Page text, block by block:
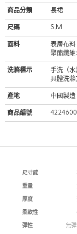
商品分類 長裙
尺碼 S,M
面料
表層布
聚酯纖維
洗滌標示
手洗（水
具體洗滌
產地 中國製造
商品編號
尺寸感
重量
厚度
柔軟性
彈性 無彈